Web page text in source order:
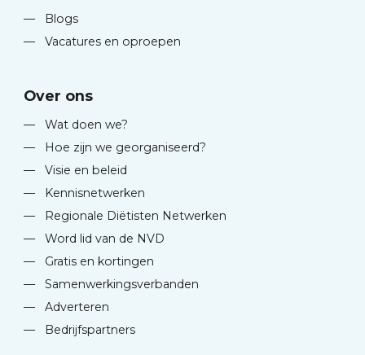
—
Blogs
—
Vacatures en oproepen
Over ons
—
Wat doen we?
—
Hoe zijn we georganiseerd?
—
Visie en beleid
—
Kennisnetwerken
—
Regionale Diëtisten Netwerken
—
Word lid van de NVD
—
Gratis en kortingen
—
Samenwerkingsverbanden
—
Adverteren
—
Bedrijfspartners